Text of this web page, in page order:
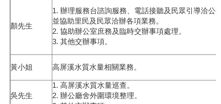
顏先生
1. 辦理服務台諮詢服務、電話接聽及民眾引導洽公
並協助里民及民眾洽辦各項業務。
2. 協助辦公室庶務及臨時交辦事項處理。
3. 其他交辦事項。
黃小姐 高屏溪水質水量相關業務。
吳先生
1. 高屏溪水質水量巡查。
2. 辦公廳舍外圍環境整理。